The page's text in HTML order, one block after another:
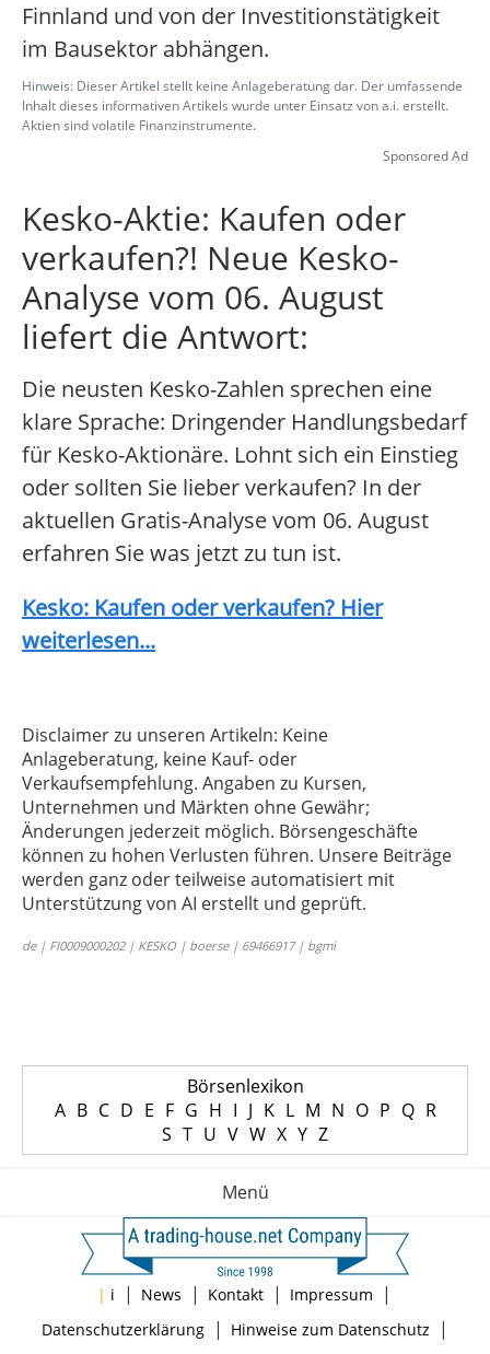
Finnland und von der Investitionstätigkeit
im Bausektor abhängen.
Hinweis: Dieser Artikel stellt keine Anlageberatung dar. Der umfassende
Inhalt dieses informativen Artikels wurde unter Einsatz von a.i. erstellt.
Aktien sind volatile Finanzinstrumente.
Sponsored Ad
Kesko-Aktie: Kaufen oder
verkaufen?! Neue Kesko-
Analyse vom 06. August
liefert die Antwort:
Die neusten Kesko-Zahlen sprechen eine
klare Sprache: Dringender Handlungsbedarf
für Kesko-Aktionäre. Lohnt sich ein Einstieg
oder sollten Sie lieber verkaufen? In der
aktuellen Gratis-Analyse vom 06. August
erfahren Sie was jetzt zu tun ist.
Kesko: Kaufen oder verkaufen? Hier
weiterlesen...
Disclaimer zu unseren Artikeln: Keine
Anlageberatung, keine Kauf- oder
Verkaufsempfehlung. Angaben zu Kursen,
Unternehmen und Märkten ohne Gewähr;
Änderungen jederzeit möglich. Börsengeschäfte
können zu hohen Verlusten führen. Unsere Beiträge
werden ganz oder teilweise automatisiert mit
Unterstützung von AI erstellt und geprüft.
de | FI0009000202 | KESKO | boerse | 69466917 | bgmi
Börsenlexikon
A B C D E F G H I J K L M N O P Q R
S T U V W X Y Z
Menü
| i | News | Kontakt | Impressum |
Datenschutzerklärung| Hinweise zum Datenschutz
|